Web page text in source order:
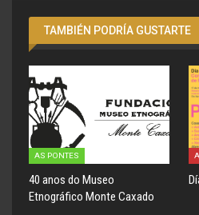
TAMBIÉN PODRÍA GUSTARTE
AS PONTES
40 anos do Museo
Etnográfico Monte Caxado